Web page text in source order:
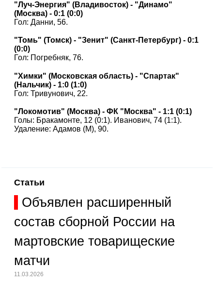
"Луч-Энергия" (Владивосток) - "Динамо"
(Москва) - 0:1 (0:0)
Гол: Данни, 56.
"Томь" (Томск) - "Зенит" (Санкт-Петербург) - 0:1
(0:0)
Гол: Погребняк, 76.
"Химки" (Московская область) - "Спартак"
(Нальчик) - 1:0 (1:0)
Гол: Тривунович, 22.
"Локомотив" (Москва) - ФК "Москва" - 1:1 (0:1)
Голы: Бракамонте, 12 (0:1). Иванович, 74 (1:1).
Удаление: Адамов (М), 90.
Статьи
Объявлен расширенный
состав сборной России на
мартовские товарищеские
матчи
11.03.2026